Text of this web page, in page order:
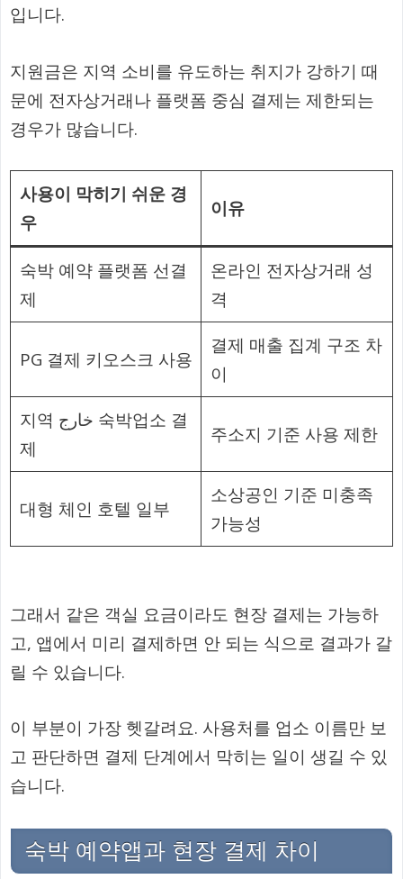
입니다.
지원금은 지역 소비를 유도하는 취지가 강하기 때
문에 전자상거래나 플랫폼 중심 결제는 제한되는
경우가 많습니다.
사용이 막히기 쉬운 경
우
이유
숙박 예약 플랫폼 선결
제
온라인 전자상거래 성
격
PG 결제 키오스크 사용
결제 매출 집계 구조 차
이
지역 خارج 숙박업소 결
제
주소지 기준 사용 제한
대형 체인 호텔 일부
소상공인 기준 미충족
가능성
그래서 같은 객실 요금이라도 현장 결제는 가능하
고, 앱에서 미리 결제하면 안 되는 식으로 결과가 갈
릴 수 있습니다.
이 부분이 가장 헷갈려요. 사용처를 업소 이름만 보
고 판단하면 결제 단계에서 막히는 일이 생길 수 있
습니다.
숙박 예약앱과 현장 결제 차이